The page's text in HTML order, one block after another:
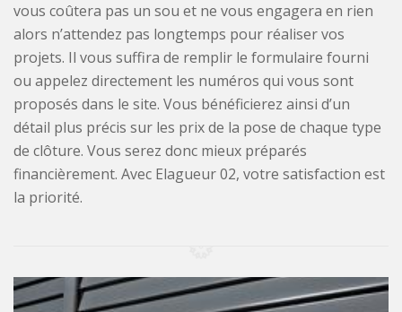
vous coûtera pas un sou et ne vous engagera en rien
alors n’attendez pas longtemps pour réaliser vos
projets. Il vous suffira de remplir le formulaire fourni
ou appelez directement les numéros qui vous sont
proposés dans le site. Vous bénéficierez ainsi d’un
détail plus précis sur les prix de la pose de chaque type
de clôture. Vous serez donc mieux préparés
financièrement. Avec Elagueur 02, votre satisfaction est
la priorité.